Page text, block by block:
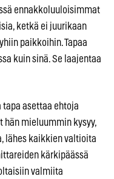
ennakkoluuloisimmat
ketkä ei juurikaan
paikkoihin. Tapaa
kuin sinä. Se laajentaa
asettaa ehtoja
hän mieluummin kysyy,
lähes kaikkien valtioita
kärkipäässä
valmiita